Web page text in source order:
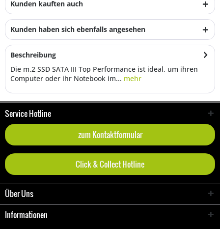
Kunden kauften auch
Kunden haben sich ebenfalls angesehen
Beschreibung
Die m.2 SSD SATA III Top Performance ist ideal, um ihren
Computer oder ihr Notebook im... mehr
Service Hotline
zum Kontaktformular
Click & Collect Hotline
Über Uns
Informationen